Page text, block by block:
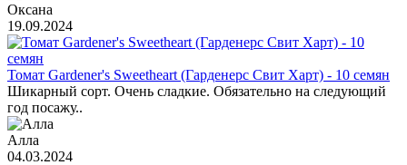
Оксана
19.09.2024
Томат Gardener's Sweetheart (Гарденерс Свит Харт) - 10 семян
Шикарный сорт. Очень сладкие. Обязательно на следующий
год посажу..
Алла
04.03.2024